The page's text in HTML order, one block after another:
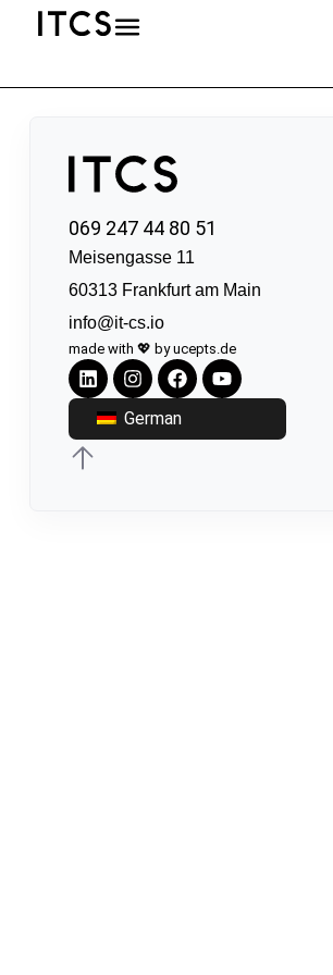
069 247 44 80 51
Meisengasse 11
60313 Frankfurt am Main
info@it-cs.io
made with 💖 by ucepts.de
German